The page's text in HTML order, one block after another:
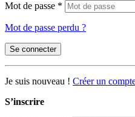
Mot de passe *
Mot de passe perdu ?
Se connecter
Je suis nouveau ! Créer un
S’inscrire